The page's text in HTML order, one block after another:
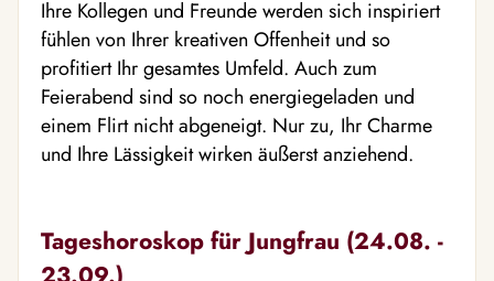
Ihre Kollegen und Freunde werden sich inspiriert
fühlen von Ihrer kreativen Offenheit und so
profitiert Ihr gesamtes Umfeld. Auch zum
Feierabend sind so noch energiegeladen und
einem Flirt nicht abgeneigt. Nur zu, Ihr Charme
und Ihre Lässigkeit wirken äußerst anziehend.
Tageshoroskop für Jungfrau (24.08. -